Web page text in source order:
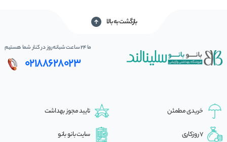
بازگشت به بالا
ما 24 ساعت شبانه‌روز در کنار شما هستیم
02188628023
خریدی مطمئن تایید مجوز بهداشت
7 روزکاری سایت بانو بانو